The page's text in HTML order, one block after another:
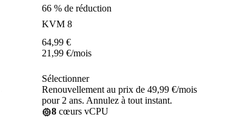
66 % de réduction
KVM 8
64,99 €
21,99 €/mois
Sélectionner
Renouvellement au prix de 49,99 €/mois
pour 2 ans. Annulez à tout instant.
8 cœurs vCPU